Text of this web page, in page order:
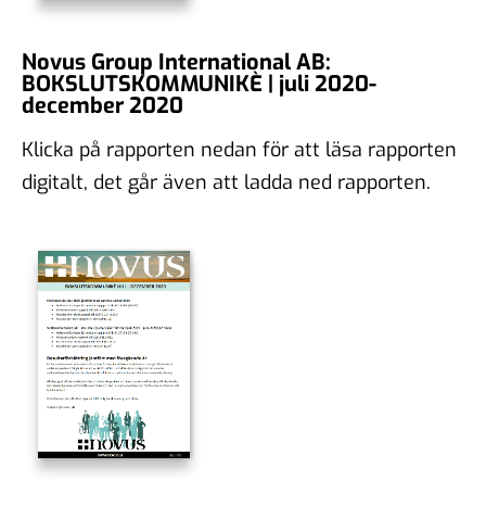
Novus Group International AB:
BOKSLUTSKOMMUNIKÈ | juli 2020-
december 2020
Klicka på rapporten nedan för att läsa rapporten
digitalt, det går även att ladda ned rapporten.